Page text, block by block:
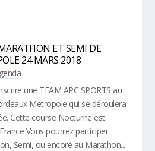
ET SEMI DE
24 MARS 2018
une TEAM APC SPORTS au
Metropole qui se déroulera
Cette course Nocturne est
Vous pourrez participer
Semi, ou encore au Marathon...